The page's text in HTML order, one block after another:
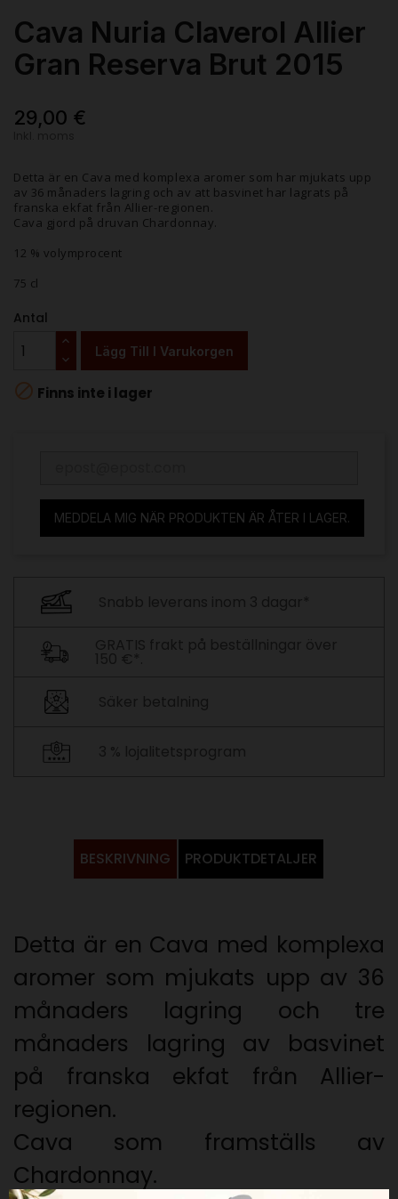
Cava Nuria Claverol Allier
Gran Reserva Brut 2015
29,00 €
Detta är en Cava med komplexa aromer som har mjukats upp
av 36 månaders lagring och av att basvinet har lagrats på
franska ekfat från Allier-regionen.
Cava gjord på druvan Chardonnay.
12 % volymprocent
75 cl
Antal
Lägg Till I Varukorgen
 Finns inte i lager
MEDDELA MIG NÄR PRODUKTEN ÄR ÅTER I LAGER.
BESKRIVNING PRODUKTDETALJER
Detta är en Cava med komplexa
aromer som mjukats upp av 36
månaders lagring och tre
månaders lagring av basvinet
på franska ekfat från Allier-
regionen.
Cava som framställs av
Chardonnay.